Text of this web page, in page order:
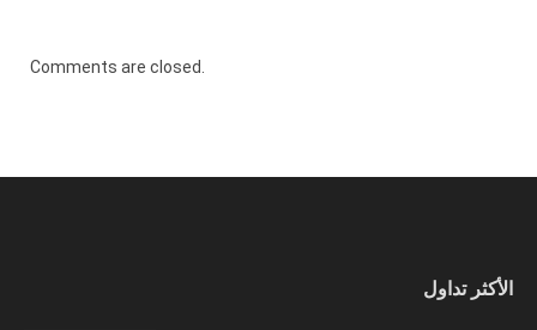
Comments are closed.
الأكثر تداول